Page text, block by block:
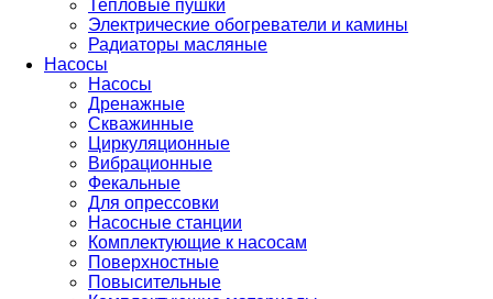
Тепловые пушки
Электрические обогреватели и камины
Радиаторы масляные
Насосы
Насосы
Дренажные
Скважинные
Циркуляционные
Вибрационные
Фекальные
Для опрессовки
Насосные станции
Комплектующие к насосам
Поверхностные
Повысительные